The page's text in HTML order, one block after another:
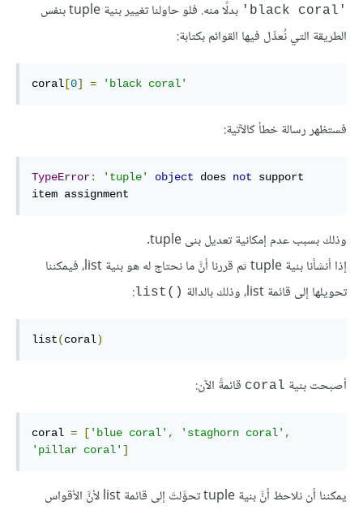
'black coral'
بدلًا منه. فلو حاولنا تغيير بنية tuple بنفس
الطريقة التي نُعدِّل فيها القوائم بكتابة:
coral [0] = 'black coral'
فستظهر رسالة خطأ كالآتية:
TypeError: 'tuple' object does not
item assignment
وذلك بسبب عدم إمكانية تعديل بنى tuple.
إذا أنشأنا بنية tuple ثم قررنا أنَّ ما نحتاج له هو بنية list، فيمكننا
تحويلها إلى قائمة list، وذلك بالدالة
list()‎
:
list(coral)
أصبحت بنية coral قائمةً الآن:
coral = [ 'blue coral' , 'staghorn coral' ,
'pillar coral' ]
يمكننا أن نلاحظ أنَّ بنية tuple تحوَّلتَ إلى قائمة list لأنَّ الأقواس